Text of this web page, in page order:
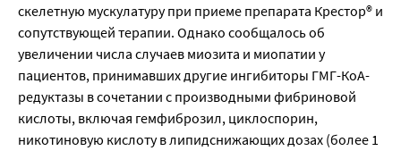
скелетную мускулатуру при приеме препарата Крестор® и
сопутствующей терапии. Однако сообщалось об
увеличении числа случаев миозита и миопатии у
пациентов, принимавших другие ингибиторы ГМГ-КоА-
редуктазы в сочетании с производными фибриновой
кислоты, включая гемфиброзил, циклоспорин,
никотиновую кислоту в липидснижающих дозах (более 1